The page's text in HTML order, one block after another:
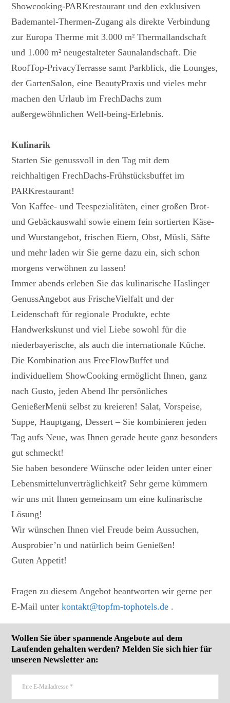
Showcooking-PARKrestaurant und den exklusiven
Bademantel-Thermen-Zugang als direkte Verbindung
zur Europa Therme mit 3.000 m² Thermallandschaft
und 1.000 m² neugestalteter Saunalandschaft. Die
RoofTop-PrivacyTerrasse samt Parkblick, die Lounges,
der GartenSalon, eine BeautyPraxis und vieles mehr
machen den Urlaub im FrechDachs zum
außergewöhnlichen Well-being-Erlebnis.
Kulinarik
Starten Sie genussvoll in den Tag mit dem
reichhaltigen FrechDachs-Frühstücksbuffet im
PARKrestaurant!
Von Kaffee- und Teespezialitäten, einer großen Brot-
und Gebäckauswahl sowie einem fein sortierten Käse-
und Wurstangebot, frischen Eiern, Obst, Müsli, Säfte
und mehr laden wir Sie gerne dazu ein, sich schon
morgens verwöhnen zu lassen!
Immer abends erleben Sie das kulinarische Haslinger
GenussAngebot aus FrischeVielfalt und der
Leidenschaft für regionale Produkte, echte
Handwerkskunst und viel Liebe sowohl für die
niederbayerische, als auch die internationale Küche.
Die Kombination aus FreeFlowBuffet und
individuellem ShowCooking ermöglicht Ihnen, ganz
nach Gusto, jeden Abend Ihr persönliches
GenießerMenü selbst zu kreieren! Salat, Vorspeise,
Suppe, Hauptgang, Dessert – Sie kombinieren jeden
Tag aufs Neue, was Ihnen gerade heute ganz besonders
gut schmeckt!
Sie haben besondere Wünsche oder leiden unter einer
Lebensmittelunverträglichkeit? Sehr gerne kümmern
wir uns mit Ihnen gemeinsam um eine kulinarische
Lösung!
Wir wünschen Ihnen viel Freude beim Aussuchen,
Ausprobier’n und natürlich beim Genießen!
Guten Appetit!
Fragen zu diesem Angebot beantworten wir gerne per
E-Mail unterkontakt@topfm-tophotels.de .
Wollen Sie über spannende Angebote auf dem
Laufenden gehalten werden? Melden Sie sich hier für
unseren Newsletter an: